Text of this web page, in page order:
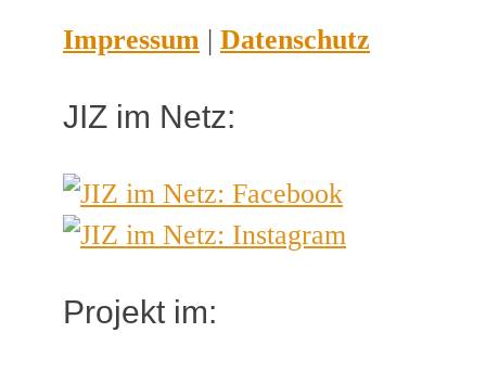
Impressum | Datenschutz
JIZ im Netz:
Projekt im: